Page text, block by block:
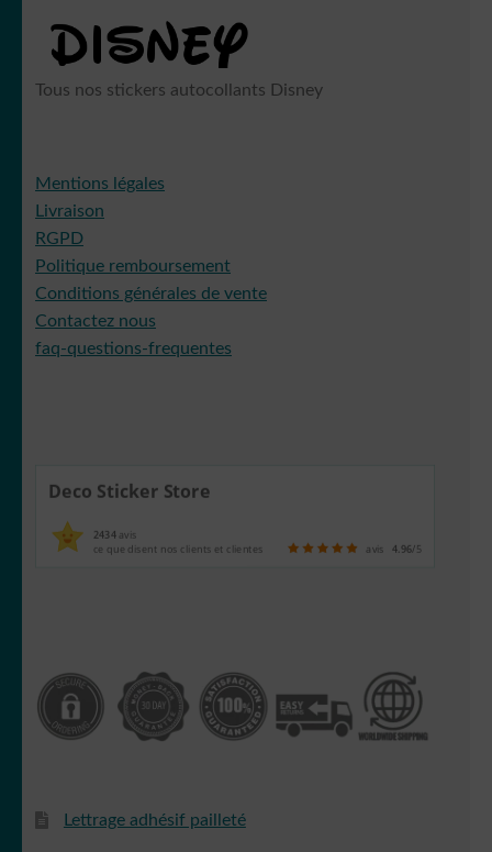
Tous nos stickers autocollants Disney
Mentions légales
Livraison
RGPD
Politique remboursement
Conditions générales de vente
Contactez nous
faq-questions-frequentes
Deco Sticker Store
2434avis
ce que disent nos clients et clientes avis 4.96/5
Lettrage adhésif pailleté